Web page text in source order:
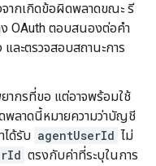
จากเกิดข้อผิดพลาดขณะ รี
ง OAuth ตอบสนองต่อคำ
ละตรวจสอบสถานะการ
ากรที่ขอ แต่อาจพร้อมใช้
พลาดนี้หมายความว่าบัญชี
ได้รับ agentUserId ไม่
ตรงกับค่าที่ระบุในการ